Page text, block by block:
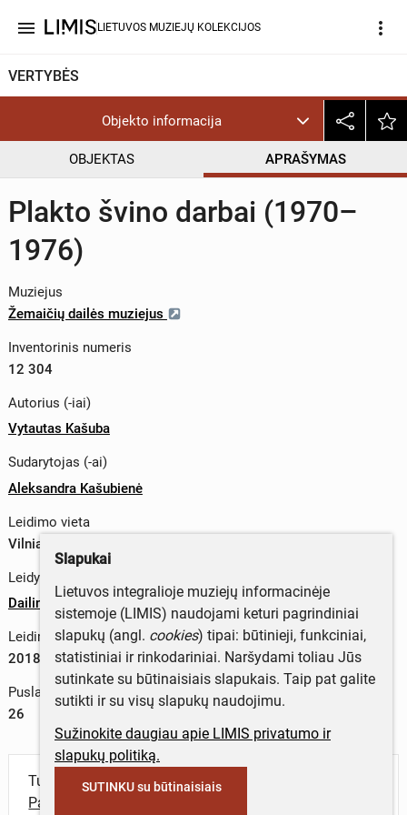
menu LIETUVOS MUZIEJŲ KOLEKCIJOS more_vert
VERTYBĖS
Objekto informacija
OBJEKTAS APRAŠYMAS
Plakto švino darbai (1970–
1976)
Muziejus
Žemaičių dailės muziejus
Inventorinis numeris
12 304
Autorius (-iai)
Vytautas Kašuba
Sudarytojas (-ai)
Aleksandra Kašubienė
Leidimo vieta
Vilniaus m. sav., Lietuva
Leidykla
Dailininkų sąjungos leidykla artseria
Leidimo metai
2018 m.
Puslapių skaičius
26
Turite daugiau informacijos apie objektą?
Parašykite mums!
Slapukai
Lietuvos integralioje muziejų informacinėje
sistemoje (LIMIS) naudojami keturi pagrindiniai
slapukų (angl. cookies) tipai: būtinieji, funkciniai,
statistiniai ir rinkodariniai. Naršydami toliau Jūs
sutinkate su būtinaisiais slapukais. Taip pat galite
sutikti ir su visų slapukų naudojimu.
Sužinokite daugiau apie LIMIS privatumo ir
slapukų politiką.
SUTINKU su būtinaisiais